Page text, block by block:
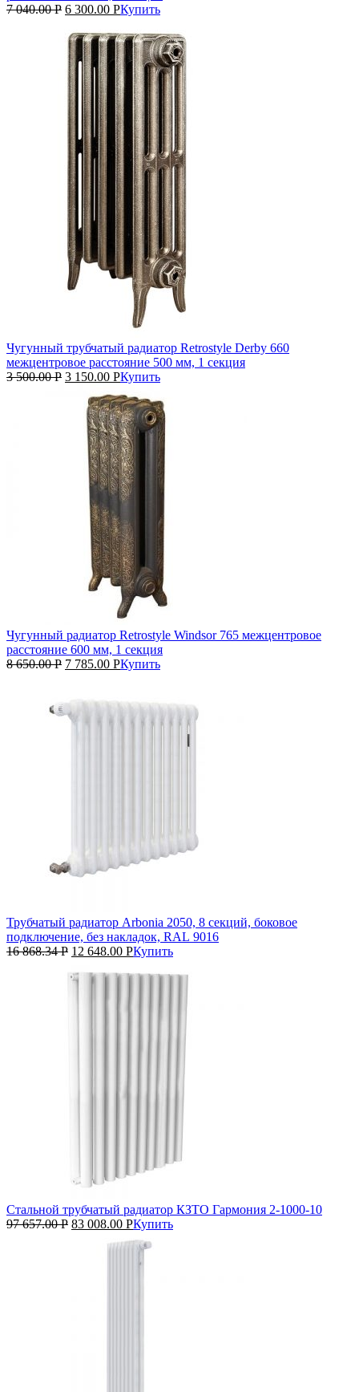
7 040.00Р 6 300.00 РКупить
Чугунный трубчатый радиатор Retrostyle Derby 660
межцентровое расстояние 500 мм, 1 секция
3 500.00Р 3 150.00 РКупить
Чугунный радиатор Retrostyle Windsor 765 межцентровое
расстояние 600 мм, 1 секция
8 650.00Р 7 785.00 РКупить
Трубчатый радиатор Arbonia 2050, 8 секций, боковое
подключение, без накладок, RAL 9016
16 868.34Р 12 648.00 РКупить
Стальной трубчатый радиатор КЗТО Гармония 2‑1000‑10
97 657.00Р 83 008.00 РКупить